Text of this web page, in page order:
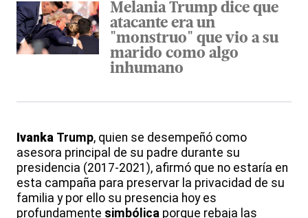
Melania Trump dice que
atacante era un
"monstruo" que vio a su
marido como algo
inhumano
Ivanka Trump, quien se desempeñó como
asesora principal de su padre durante su
presidencia (2017-2021), afirmó que no estaría en
esta campaña para preservar la privacidad de su
familia y por ello su presencia hoy es
profundamente simbólica porque rebaja las